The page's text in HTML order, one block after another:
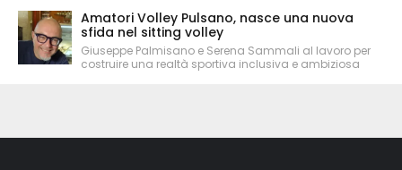
Amatori Volley Pulsano, nasce una nuova
sfida nel sitting volley
Giuseppe Palmisano e Serena Sammali al lavoro per
costruire una realtà sportiva inclusiva e ambiziosa